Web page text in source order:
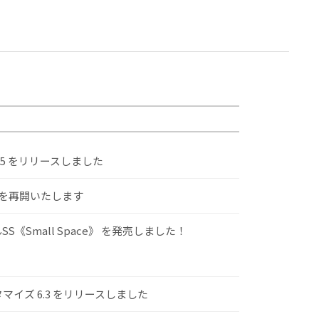
をリリースしました
再開いたします
《Small Space》 を発売しました！
イズ 6.3 をリリースしました